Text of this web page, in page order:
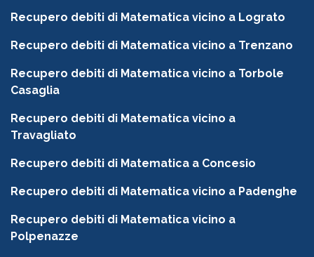
Recupero debiti di Matematica vicino a Lograto
Recupero debiti di Matematica vicino a Trenzano
Recupero debiti di Matematica vicino a Torbole
Casaglia
Recupero debiti di Matematica vicino a
Travagliato
Recupero debiti di Matematica a Concesio
Recupero debiti di Matematica vicino a Padenghe
Recupero debiti di Matematica vicino a
Polpenazze